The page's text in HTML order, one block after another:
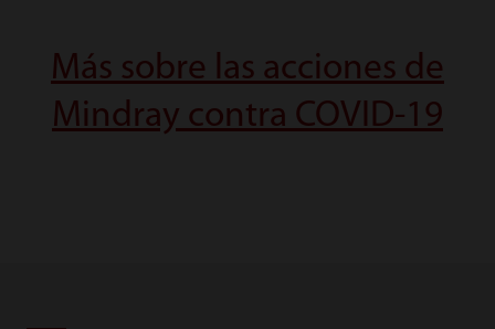
Más sobre las acciones de
Mindray contra COVID-19